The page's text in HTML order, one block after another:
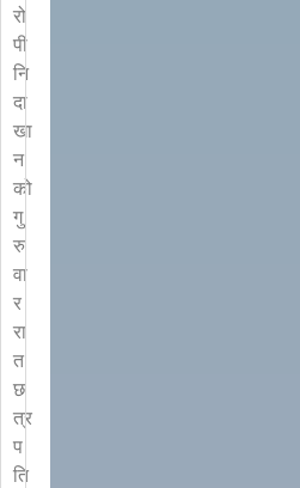
रो
पी
नि
दा
खा
न
को
गु
रु
वा
र
रा
त
छ
त्र
प
ति